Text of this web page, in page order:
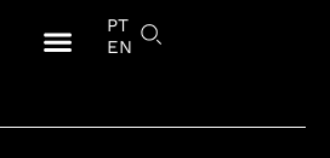
PT
EN